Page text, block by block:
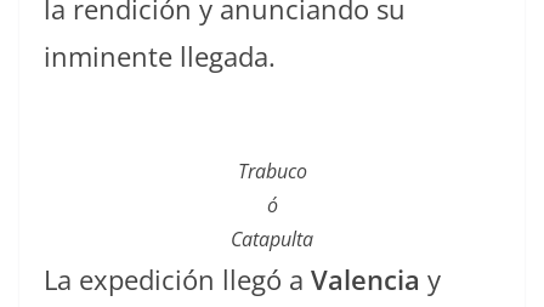
la rendición y anunciando su
inminente llegada.
Trabuco
ó
Catapulta
La expedición llegó a Valencia y